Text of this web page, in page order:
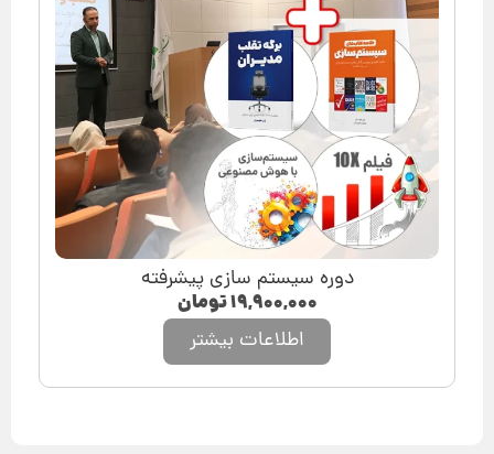
دوره سیستم سازی پیشرفته
۱۹,۹۰۰,۰۰۰تومان
اطلاعات بیشتر